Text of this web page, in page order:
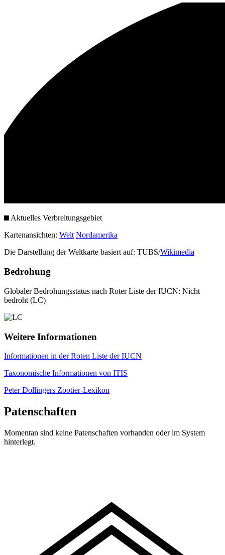
Aktuelles Verbreitungsgebiet
Kartenansichten: Welt Nordamerika
Die Darstellung der Weltkarte basiert auf: TUBS/Wikimedia
Bedrohung
Globaler Bedrohungsstatus nach Roter Liste der IUCN: Nicht
bedroht (LC)
Weitere Informationen
Informationen in der Roten Liste der IUCN
Taxonomische Informationen von ITIS
Peter Dollingers Zootier-Lexikon
Patenschaften
Momentan sind keine Patenschaften vorhanden oder im System
hinterlegt.